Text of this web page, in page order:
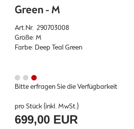
Green - M
Art.Nr. 290703008
Größe: M
Farbe: Deep Teal Green
Bitte erfragen Sie die Verfügbarkeit
pro Stück (inkl. MwSt.)
699,00 EUR